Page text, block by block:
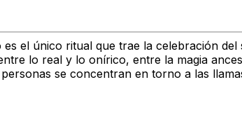
el único ritual que trae la celebración
lo real y lo onírico, entre la magia
se concentran en torno a las